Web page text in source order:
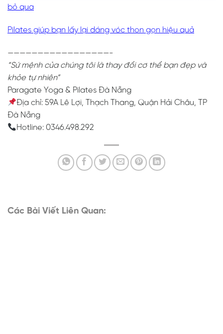
bỏ qua
Pilates giúp bạn lấy lại dáng vóc thon gọn hiệu quả
—————————————————-
“Sứ mệnh của chúng tôi là thay đổi cơ thể bạn đẹp và
khỏe tự nhiên”
Paragate Yoga & Pilates Đà Nẵng
Địa chỉ: 59A Lê Lợi, Thạch Thang, Quận Hải Châu, TP
Đà Nẵng
Hotline: 0346.498.292
Các Bài Viết Liên Quan: